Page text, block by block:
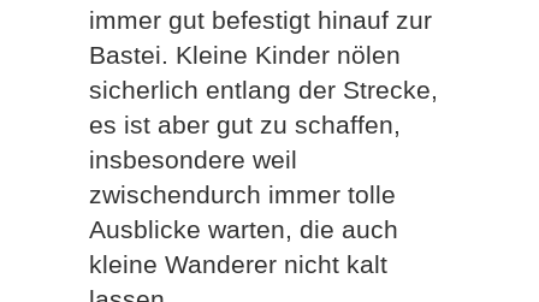
immer gut befestigt hinauf zur
Bastei. Kleine Kinder nölen
sicherlich entlang der Strecke,
es ist aber gut zu schaffen,
insbesondere weil
zwischendurch immer tolle
Ausblicke warten, die auch
kleine Wanderer nicht kalt